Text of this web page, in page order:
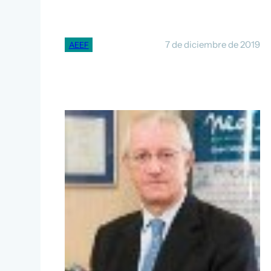
AEEF 7 de diciembre de 2019
Mensaje del Presidente